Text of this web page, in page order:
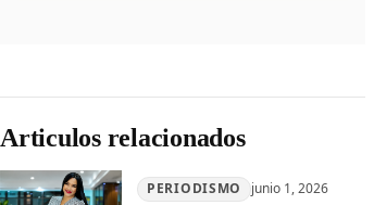
Articulos relacionados
PERIODISMO junio 1, 2026